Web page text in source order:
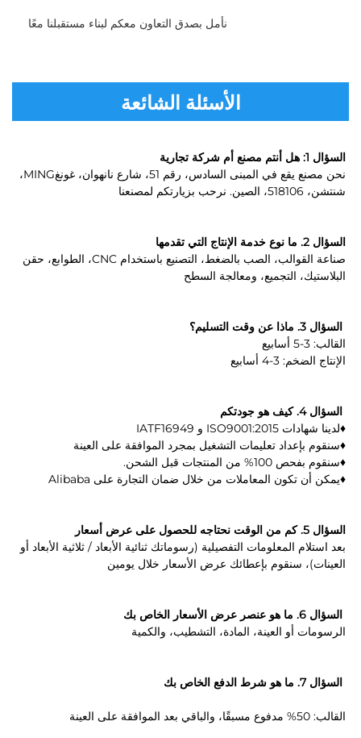
نأمل بصدق التعاون معكم لبناء مستقبلنا معًا
الأسئلة الشائعة
السؤال 1: هل أنتم مصنع أم شركة تجارية
نحن مصنع يقع في المبنى السادس، رقم 51، شارع نانهوان، غونغMING،
شنتشن، 518106، الصين. نرحب بزيارتكم لمصنعنا
السؤال 2. ما نوع خدمة الإنتاج التي تقدمها
صناعة القوالب، الصب بالضغط، التصنيع باستخدام CNC، الطوابع، حقن
البلاستيك، التجميع، ومعالجة السطح
السؤال 3. ماذا عن وقت التسليم؟
القالب: 3-5 أسابيع
الإنتاج الضخم: 3-4 أسابيع
السؤال 4. كيف هو جودتكم
♦لدينا شهادات ISO9001:2015 و IATF16949
♦سنقوم بإعداد تعليمات التشغيل بمجرد الموافقة على العينة
♦سنقوم بفحص 100% من المنتجات قبل الشحن.
♦يمكن أن تكون المعاملات من خلال ضمان التجارة على Alibaba
السؤال 5. كم من الوقت نحتاجه للحصول على عرض أسعار
العينات)، سنقوم بإعطائك عرض الأسعار خلال يومين
السؤال 6. ما هو عنصر عرض الأسعار الخاص بك
الرسومات أو العينة، المادة، التشطيب، والكمية
السؤال 7. ما هو شرط الدفع الخاص بك
القالب: 50% مدفوع مسبقًا، والباقي بعد الموافقة على العينة